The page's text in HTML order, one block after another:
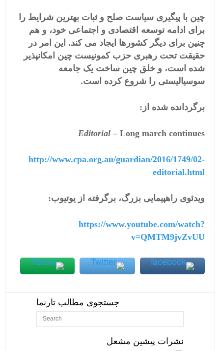
چین با پیگیری سیاست صلح و ثبات بهترین شرایط را
برای ادامه توسعه اقتصادی و اجتماعی خود، و هم
چنین برای دیگر کشورها ایجاد می کند. این امر در
حقیقت تحت رهبری حزب کمونیست چین امکانپذیر
شده است، و خلق چین ساخت یک جامعه
سوسیالیستی را شروع کرده است.
برگردانده شده از:
Editorial – Long march continues
http://www.cpa.org.au/guardian/2016/1749/02-
editorial.html
ویدئوی راهپیمایی بزرگ، برگرفته از یوتیوب:
https://www.youtube.com/watch?
v=QMTM9jvZvUU
جستجوی مطالب تارنما
نشرات پیشین مشعل